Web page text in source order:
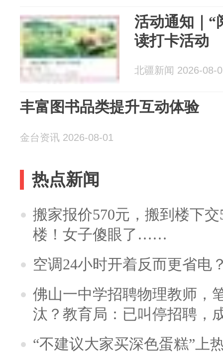
活动通知｜“
读打卡活动
北疆新闻 2026-08-
丰富图书品类提升互动体验
金台资讯 2026-08-01
热点新闻
搬家报价570元，搬到楼下
楼！女子傻眼了……
空调24小时开着反而更省电
佛山一中学招聘物理教师，
汰？教育局：已叫停招聘，
“不建议大家买深色蛋糕”上